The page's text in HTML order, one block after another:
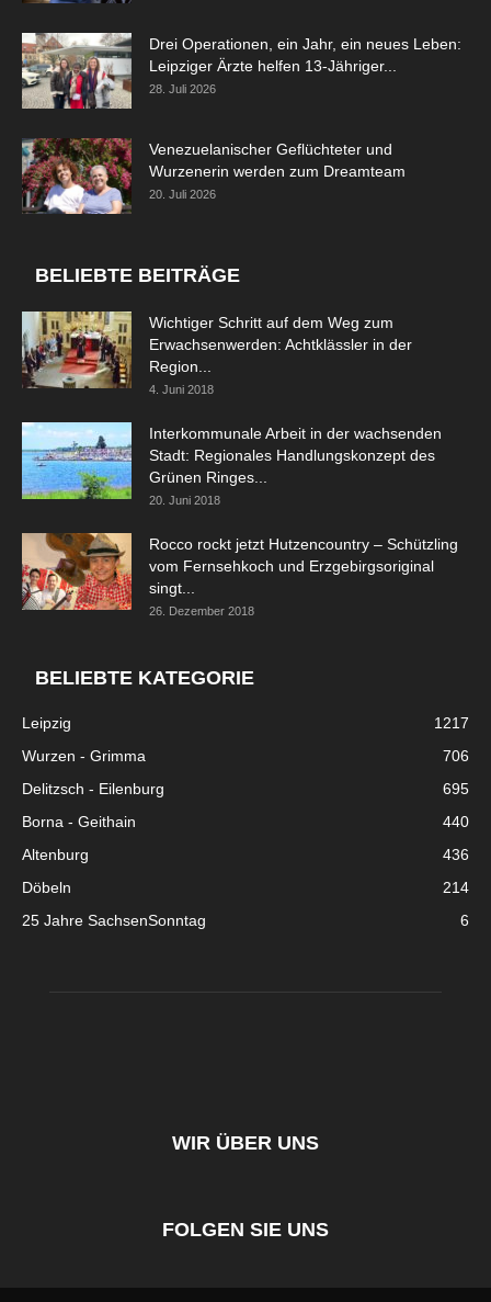
Drei Operationen, ein Jahr, ein neues Leben:
Leipziger Ärzte helfen 13-Jähriger...
28. Juli 2026
Venezuelanischer Geflüchteter und
Wurzenerin werden zum Dreamteam
20. Juli 2026
BELIEBTE BEITRÄGE
Wichtiger Schritt auf dem Weg zum
Erwachsenwerden: Achtklässler in der
Region...
4. Juni 2018
Interkommunale Arbeit in der wachsenden
Stadt: Regionales Handlungskonzept des
Grünen Ringes...
20. Juni 2018
Rocco rockt jetzt Hutzencountry – Schützling
vom Fernsehkoch und Erzgebirgsoriginal
singt...
26. Dezember 2018
BELIEBTE KATEGORIE
Leipzig
1217
Wurzen - Grimma
706
Delitzsch - Eilenburg
695
Borna - Geithain
440
Altenburg
436
Döbeln
214
25 Jahre SachsenSonntag
6
WIR ÜBER UNS
FOLGEN SIE UNS